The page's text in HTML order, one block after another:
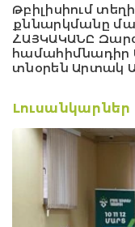
Թբիլիսիում
քննարկմանը
ՀԱՅԿԱԿԱՆԸ
համահիմնադիր
տնօրեն Արտակ
Լուսանկարներ